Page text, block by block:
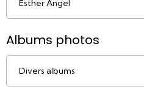
Esther Angel
Albums photos
Divers albums